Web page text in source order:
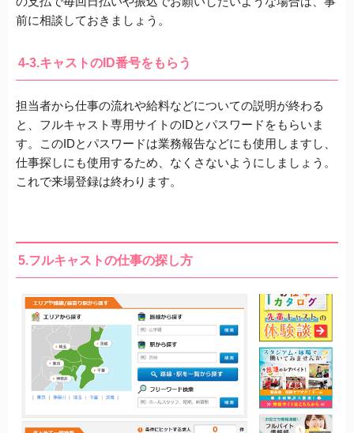
前に相談しておきましょう。
4-3.キャストのID番号をもらう
担当者から仕事の流れや給料などについての説明が終わる
と、フルキャスト専用サイトのIDとパスワードをもらいま
す。
このIDとパスワードは業務報告などにも使用しますし、
仕事探しにも使用するため、なくさないようにしましょう。
これで来場登録は終わります。
5.フルキャストの仕事の探し方